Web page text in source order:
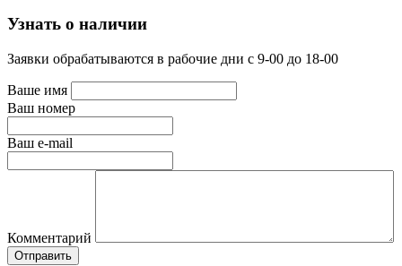
Узнать о наличии
Заявки обрабатываются в рабочие дни с 9-00 до 18-00
Ваше имя
Ваш номер
Ваш e-mail
Комментарий